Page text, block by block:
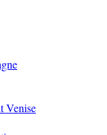
Venise